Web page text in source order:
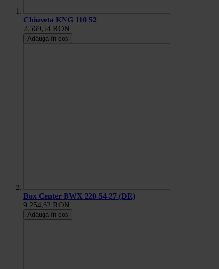
Chiuveta KNG 110-52
2.569,54 RON
Adauga în cos
Box Center BWX 220-54-27 (DR)
9.254,62 RON
Adauga în cos